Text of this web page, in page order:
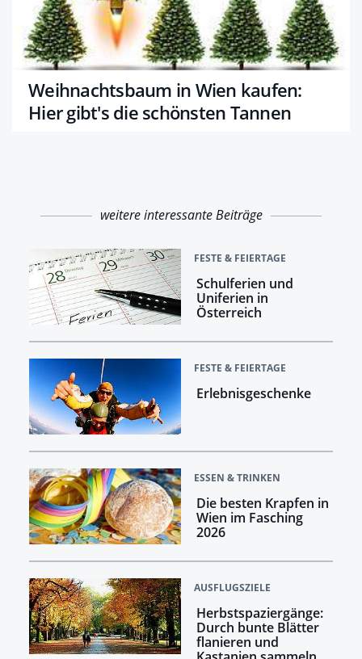
Weihnachtsbaum in Wien kaufen:
Hier gibt's die schönsten Tannen
weitere interessante Beiträge
FESTE & FEIERTAGE
Schulferien und
Uniferien in
Österreich
FESTE & FEIERTAGE
Erlebnisgeschenke
ESSEN & TRINKEN
Die besten Krapfen in
Wien im Fasching
2026
AUSFLUGSZIELE
Herbstspaziergänge:
Durch bunte Blätter
flanieren und